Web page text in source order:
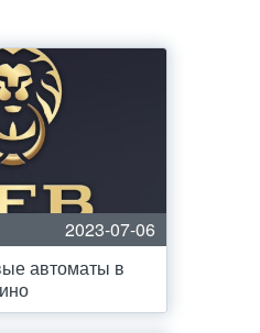
2023-07-06
автоматы в